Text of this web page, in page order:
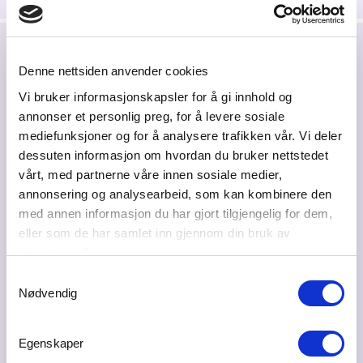
Denne nettsiden anvender cookies
Vi bruker informasjonskapsler for å gi innhold og
annonser et personlig preg, for å levere sosiale
mediefunksjoner og for å analysere trafikken vår. Vi deler
dessuten informasjon om hvordan du bruker nettstedet
vårt, med partnerne våre innen sosiale medier,
annonsering og analysearbeid, som kan kombinere den
med annen informasjon du har gjort tilgjengelig for dem,
eller som de har samlet inn gjennom din bruk av
tjenestene deres.
Nødvendig
Egenskaper
Siste nytt